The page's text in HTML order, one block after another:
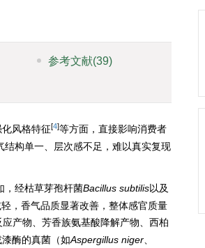
参考文献(39)
化风格特征[4]等方面，直接影响消费者
构单一、层次感不足，难以真实复现
，经枯草芽孢杆菌Bacillus subtilis以及
，香气品质显著改善，整体感官质量
产物、芳香族氨基酸降解产物、西柏
漆酶的真菌（如Aspergillus niger